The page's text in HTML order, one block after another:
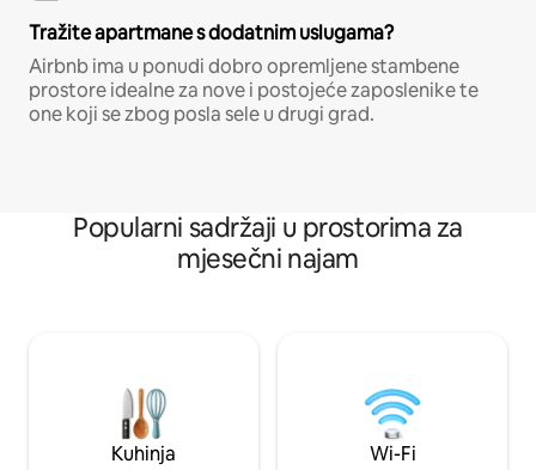
Tražite apartmane s dodatnim uslugama?
Airbnb ima u ponudi dobro opremljene stambene
prostore idealne za nove i postojeće zaposlenike te
one koji se zbog posla sele u drugi grad.
Popularni sadržaji u prostorima za
mjesečni najam
Kuhinja Wi-Fi